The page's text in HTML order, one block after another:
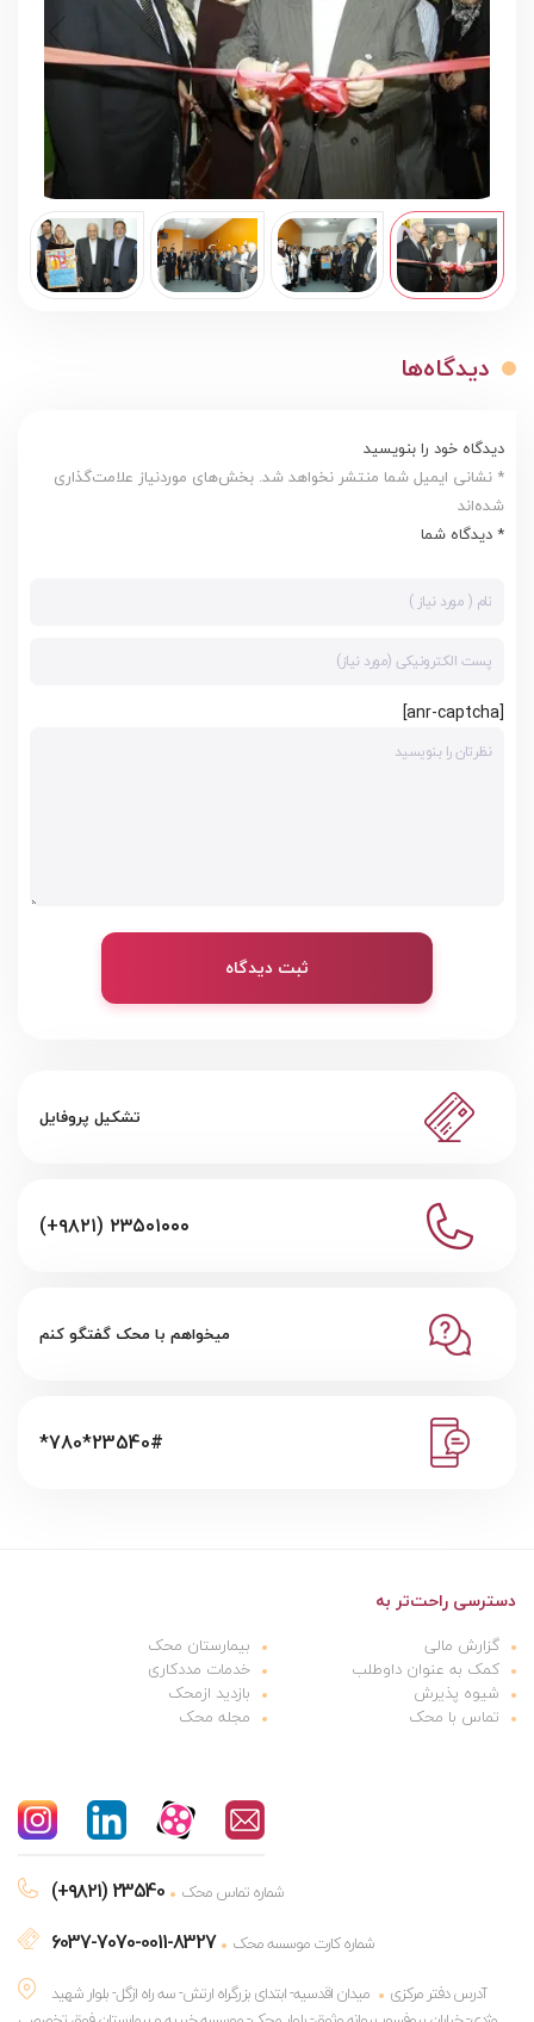
دیدگاه‌ها
دیدگاه خود را بنویسید
* نشانی ایمیل شما منتشر نخواهد شد. بخش‌های موردنیاز علامت‌گذاری
شده‌اند
* دیدگاه شما
[anr-captcha]
ثبت دیدگاه
تشکیل پروفایل
(+۹۸۲۱) ۲۳۵۰۱۰۰۰
میخواهم با محک گفتگو کنم
*780*23540#
دسترسی راحت‌تر به
گزارش مالی
بیمارستان محک
کمک به عنوان داوطلب
خدمات مددکاری
شیوه پذیرش
بازدید ازمحک
تماس با محک
مجله محک
(+۹۸۲۱) 23540 شماره تماس محک
6037-7070-0011-8327
شماره کارت موسسه محک
آدرس دفتر مرکزی
میدان اقدسیه- ابتدای بزرگراه ارتش- سه راه ازگل- بلوار شهید